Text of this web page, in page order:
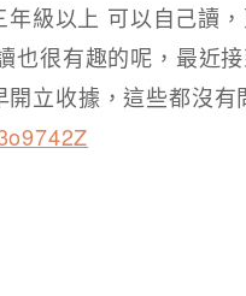
級以上 可以自己讀
也很有趣的呢，最近
立收據，這些都沒